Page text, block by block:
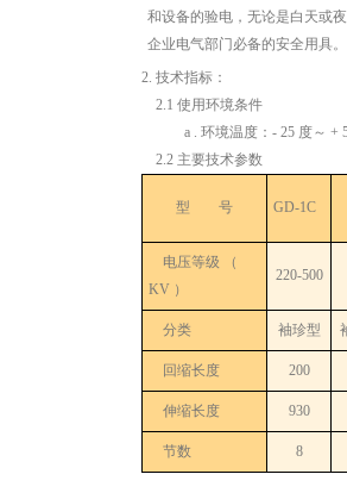
和设备的验电，无论是白天或
企业电气部门必备的安全用具。
2. 技术指标 ：
2.1 使用环境条件
a . 环境温度：- 25 度～ +
2.2 主要技术参数
型 号 GD-1C
电压等级 （
KV ）
220-500
分类 袖珍型
回缩长度 200
伸缩长度 930
节数 8